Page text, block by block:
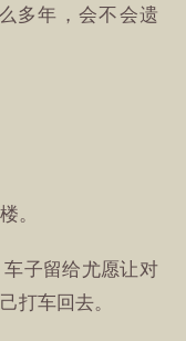
多年，会不会遗
。
子留给尤愿让对
打车回去。